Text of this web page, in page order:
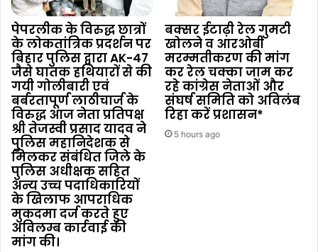
पेपरलीक के विरुद्ध छात्रों
के लोकतांत्रिक प्रदर्शन पर
बिहार पुलिस द्वारा AK-47
जैसे घातक हथियारों से की
गयी गोलीबारी एवं
बर्बरतापूर्ण लाठीचार्ज के
विरुद्ध आज नेता प्रतिपक्ष
श्री तेजस्वी प्रसाद यादव ने
पुलिस महानिदेशक से
मिलकर संबंधित जिले के
पुलिस अधीक्षक सहित
अन्य उच्च पदाधिकारियों
के खिलाफ आपराधिक
मुकदमा दर्ज करते हुए
अविलम्ब कार्रवाई की
मांग की।
बक्सर ईटाढ़ी रेल गुमटी
खोलने व आरओबी
मरम्मतीकरण की मांग
कर रेल चक्का जाम कर
रहे कांग्रेस नेताओं और
संघर्ष समिति को अविलंब
रिहा करें प्रशासन*
5 hours ago